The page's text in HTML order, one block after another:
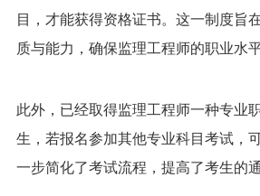
目，才能获得资格证书。这一制度旨
质与能力，确保监理工程师的职业水平
此外，已经取得监理工程师一种专业
生，若报名参加其他专业科目考试，
一步简化了考试流程，提高了考生的通